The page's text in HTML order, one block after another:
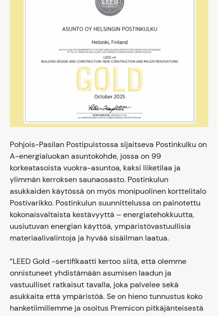
Pohjois-Pasilan Postipuistossa sijaitseva Postinkulku on
A-energialuokan asuntokohde, jossa on 99
korkeatasoista vuokra-asuntoa, kaksi liiketilaa ja
ylimmän kerroksen saunaosasto. Postinkulun
asukkaiden käytössä on myös monipuolinen korttelitalo
Postivarikko. Postinkulun suunnittelussa on painotettu
kokonaisvaltaista kestävyyttä – energiatehokkuutta,
uusiutuvan energian käyttöä, ympäristövastuullisia
materiaalivalintoja ja hyvää sisäilman laatua.
”LEED Gold -sertifikaatti kertoo siitä, että olemme
onnistuneet yhdistämään asumisen laadun ja
vastuulliset ratkaisut tavalla, joka palvelee sekä
asukkaita että ympäristöä. Se on hieno tunnustus koko
hanketiimillemme ja osoitus Premicon pitkäjänteisestä